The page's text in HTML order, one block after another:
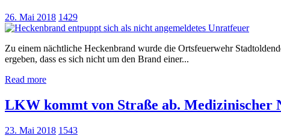
26. Mai 2018 1429
Zu einem nächtliche Heckenbrand wurde die Ortsfeuerwehr
ergeben, dass es sich nicht um den Brand einer...
Read more
LKW kommt von Straße ab. Medizinischer
23. Mai 2018 1543